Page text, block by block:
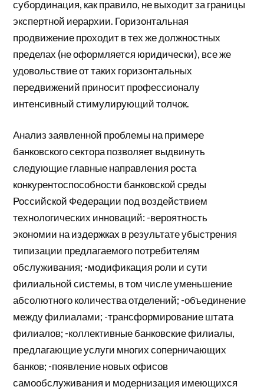
субординация, как правило, не выходит за границы
экспертной иерархии. Горизонтальная
продвижение проходит в тех же должностных
пределах (не оформляется юридически), все же
удовольствие от таких горизонтальных
передвижений приносит профессионалу
интенсивный стимулирующий толчок.
Анализ заявленной проблемы на примере
банковского сектора позволяет выдвинуть
следующие главные направления роста
конкурентоспособности банковской среды
Российской Федерации под воздействием
технологических инноваций: -вероятность
экономии на издержках в результате убыстрения
типизации предлагаемого потребителям
обслуживания; -модификация роли и сути
филиальной системы, в том числе уменьшение
абсолютного количества отделений; -объединение
между филиалами; -трансформирование штата
филиалов; -коллективные банковские филиалы,
предлагающие услуги многих соперничающих
банков; -появление новых офисов
самообслуживания и модернизация имеющихся